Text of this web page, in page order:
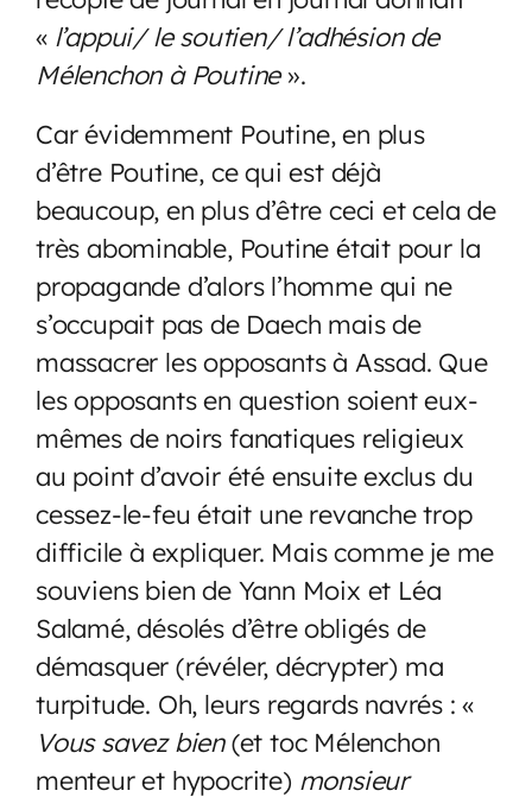
«l’appui/ le soutien/ l’adhésion de
Mélenchon à Poutine».
Car évidemment Poutine, en plus
d’être Poutine, ce qui est déjà
beaucoup, en plus d’être ceci et cela de
très abominable, Poutine était pour la
propagande d’alors l’homme qui ne
s’occupait pas de Daech mais de
massacrer les opposants à Assad. Que
les opposants en question soient eux-
mêmes de noirs fanatiques religieux
au point d’avoir été ensuite exclus du
cessez-le-feu était une revanche trop
difficile à expliquer. Mais comme je me
souviens bien de Yann Moix et Léa
Salamé, désolés d’être obligés de
démasquer (révéler, décrypter) ma
turpitude. Oh, leurs regards navrés : «
Vous savez bien(et toc Mélenchon
menteur et hypocrite) monsieur